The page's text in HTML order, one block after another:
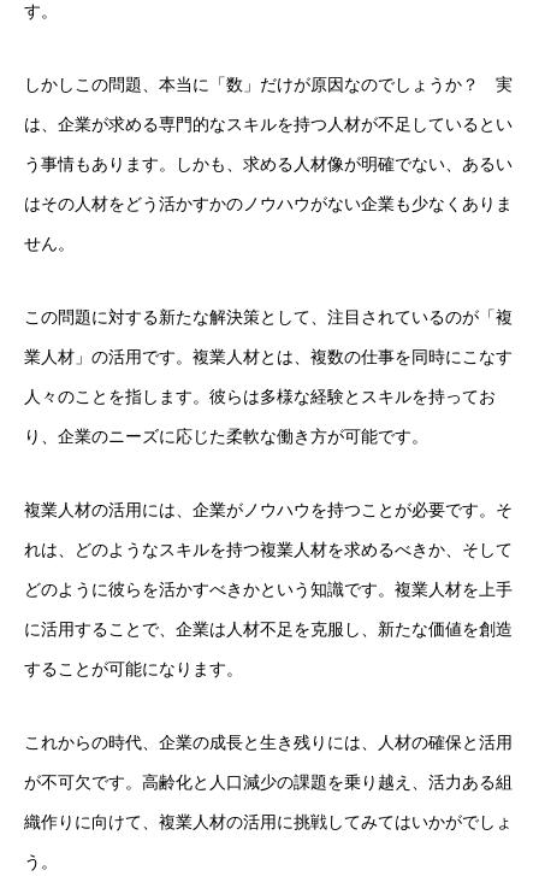
す。
しかしこの問題、本当に「数」だけが原因なのでしょうか？ 実
は、企業が求める専門的なスキルを持つ人材が不足しているとい
う事情もあります。しかも、求める人材像が明確でない、あるい
はその人材をどう活かすかのノウハウがない企業も少なくありま
せん。
この問題に対する新たな解決策として、注目されているのが「複
業人材」の活用です。複業人材とは、複数の仕事を同時にこなす
人々のことを指します。彼らは多様な経験とスキルを持ってお
り、企業のニーズに応じた柔軟な働き方が可能です。
複業人材の活用には、企業がノウハウを持つことが必要です。そ
れは、どのようなスキルを持つ複業人材を求めるべきか、そして
どのように彼らを活かすべきかという知識です。複業人材を上手
に活用することで、企業は人材不足を克服し、新たな価値を創造
することが可能になります。
これからの時代、企業の成長と生き残りには、人材の確保と活用
が不可欠です。高齢化と人口減少の課題を乗り越え、活力ある組
織作りに向けて、複業人材の活用に挑戦してみてはいかがでしょ
う。